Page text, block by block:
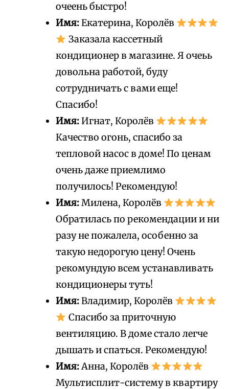
очеень быстро!
Имя:Екатерина, Королёв
Заказала кассетный
кондиционер в магазине. Я очеьь
довольна работой, буду
сотрудничать с вами еще!
Спасибо!
Имя:Игнат, Королёв
Качество огонь, спасибо за
тепловой насос в доме! По ценам
очень даже приемлимо
получилось! Рекомендую!
Имя:Милена, Королёв
Обратилась по рекомендации и ни
разу не пожалела, особенно за
такую недорогую цену! Очень
рекомундую всем устанавливать
кондиционеры туть!
Имя:Владимир, Королёв
Спасибо за приточную
вентиляцию. В доме стало легче
дышать и спаться. Рекомендую!
Имя:Анна, Королёв
Мультисплит-систему в квартиру